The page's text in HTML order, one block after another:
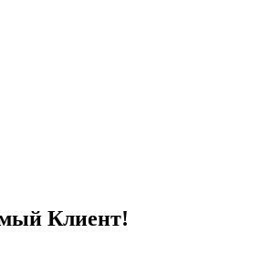
Клиент!